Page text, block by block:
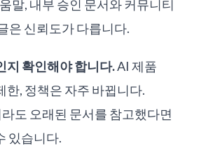
말, 내부 승인 문서와 커뮤니티
은 신뢰도가 다릅니다.
지 확인해야 합니다.AI 제품
한, 정책은 자주 바뀝니다.
도 오래된 문서를 참고했다면
있습니다.